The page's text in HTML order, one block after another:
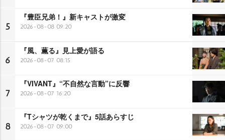
5
『豊臣兄弟！』新キャストが激変
2026-08-08 09:20
6
『風、薫る』見上愛が語る
2026-08-07 08:15
7
『VIVANT』“不自然な言動”に反響
2026-08-07 16:20
8
『Tシャツが乾くまで』5話あらすじ
2026-08-07 09:00